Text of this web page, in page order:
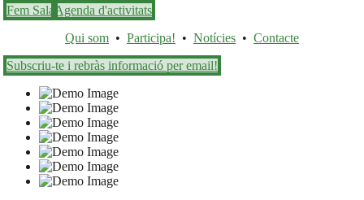
Fem Sala Agenda d'activitats
Qui som • Participa! • Notícies • Contacte
Subscriu-te i rebràs informació per email!